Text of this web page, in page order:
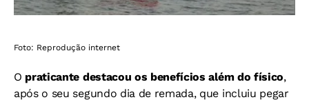
Foto: Reprodução internet
O praticante destacou os benefícios além do físico,
após o seu segundo dia de remada, que incluiu pegar